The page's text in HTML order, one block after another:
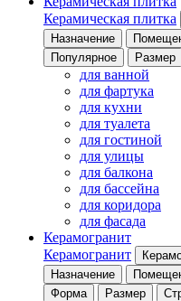
Керамическая плитка
Назначение
Популярное
Размер
для ванной
для фартука
для кухни
для туалета
для гостиной
для улицы
для балкона
для бассейна
для коридора
для фасада
Керамогранит
Керамогранит
Назначение
Форма
Размер